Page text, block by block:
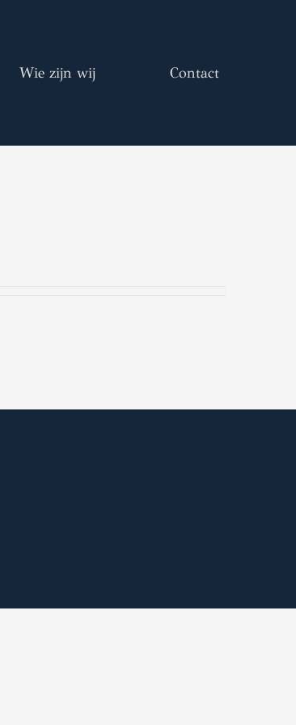
Wie zijn wij Contact